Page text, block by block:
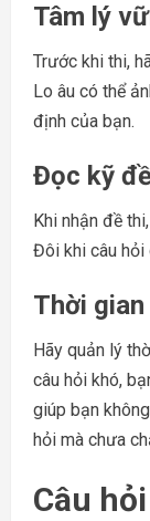
Tâm lý
Trước khi thi,
Lo âu có thể
định của bạn.
Đọc kỹ
Khi nhận đề
Đôi khi câu hỏi
Thời
Hãy quản lý
câu hỏi khó,
giúp bạn
hỏi mà chưa
Câu